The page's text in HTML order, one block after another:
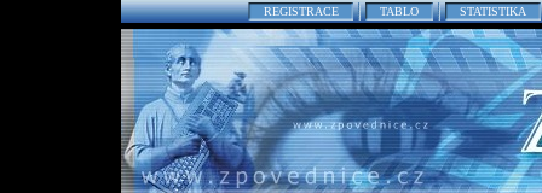
REGISTRACE TABLO STATISTIKA